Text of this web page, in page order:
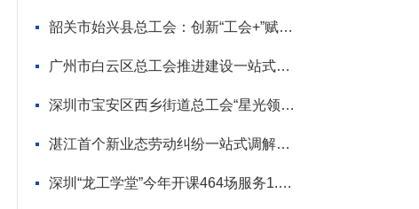
韶关市始兴县总工会：创新“工会+”赋能模式 为“百千万工程”蓄势添力
广州市白云区总工会推进建设一站式调解平台
深圳市宝安区西乡街道总工会“星光领航”品牌首场活动走进企业
湛江首个新业态劳动纠纷一站式调解平台揭牌
深圳“龙工学堂”今年开课464场服务1.2万职工